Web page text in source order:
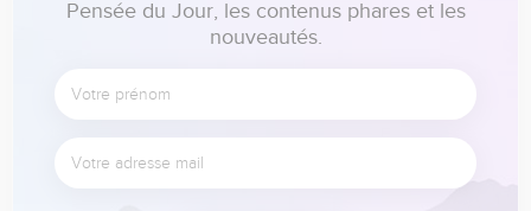
Pensée du Jour, les contenus phares et les
nouveautés.